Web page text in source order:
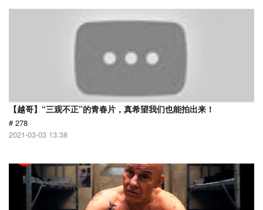
【越哥】“三观不正”的青春片，真希望我们也能拍出来！
# 278
2021-03-03 13:38